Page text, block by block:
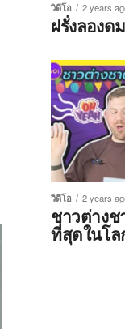
วิดีโอ 2 years
ฝรั่งลองด
วิดีโอ 2 years
ชาวต่างช
ที่สุดในโล